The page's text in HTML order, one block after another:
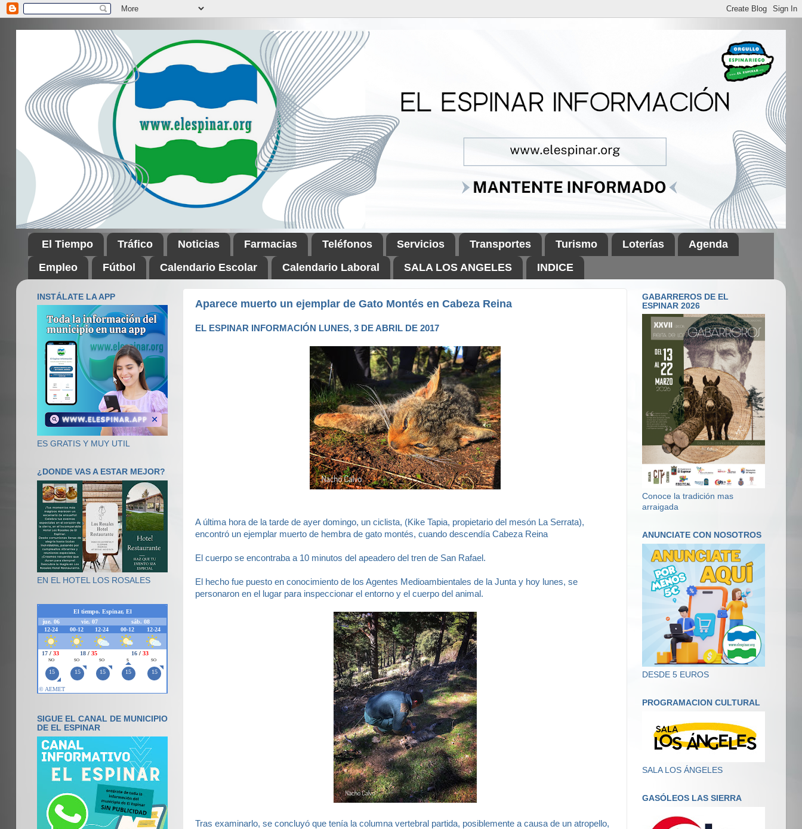
El Tiempo Tráfico Noticias Farmacias Teléfonos Servicios Transportes Turismo Loterías
Agenda
Empleo
Fútbol Calendario Escolar Calendario Laboral SALA LOS ANGELES INDICE
Aparece muerto un ejemplar de Gato Montés en Cabeza Reina
EL ESPINAR INFORMACIÓN LUNES, 3 DE ABRIL DE 2017
A última hora de la tarde de ayer domingo, un ciclista, (Kike Tapia, propietario del mesón La Serrata),
encontró un ejemplar muerto de hembra de gato montés, cuando descendía Cabeza Reina
El cuerpo se encontraba a 10 minutos del apeadero del tren de San Rafael.
El hecho fue puesto en conocimiento de los Agentes Medioambientales de la Junta y hoy lunes, se
personaron en el lugar para inspeccionar el entorno y el cuerpo del animal.
Tras examinarlo, se concluyó que tenía la columna vertebral partida, posiblemente a causa de un atropello,
INSTÁLATE LA APP
ES GRATIS Y MUY UTIL
¿DONDE VAS A ESTAR MEJOR?
EN EL HOTEL LOS ROSALES
SIGUE EL CANAL DE MUNICIPIO
DE EL ESPINAR
GABARREROS DE EL
ESPINAR 2026
Conoce la tradición mas
arraigada
ANUNCIATE CON NOSOTROS
DESDE 5 EUROS
PROGRAMACION CULTURAL
SALA LOS ÁNGELES
GASÓLEOS LAS SIERRA